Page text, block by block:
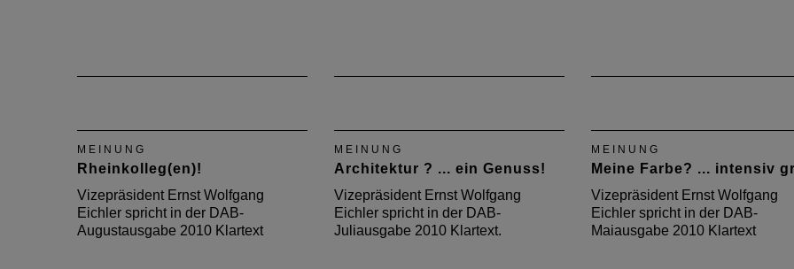
MEINUNG
Rheinkolleg(en)!
Vizepräsident Ernst Wolfgang
Eichler spricht in der DAB-
Augustausgabe 2010 Klartext
MEINUNG
Architektur ? ... ein Genuss!
Vizepräsident Ernst Wolfgang
Eichler spricht in der DAB-
Juliausgabe 2010 Klartext.
MEINUNG
Meine Farbe? ... intensiv
Vizepräsident Ernst Wolfgang
Eichler spricht in der DAB-
Maiausgabe 2010 Klartext